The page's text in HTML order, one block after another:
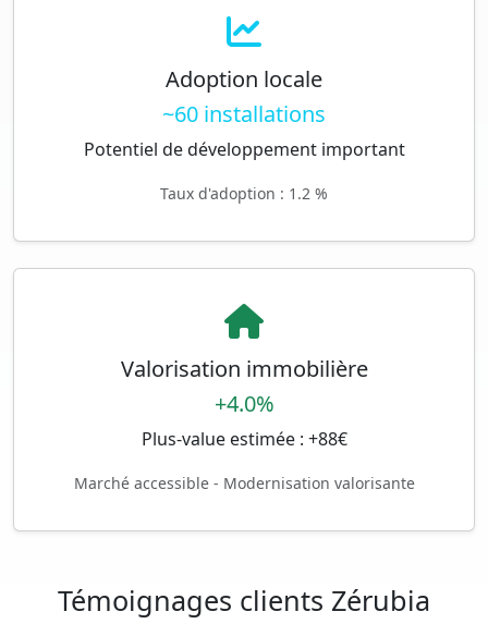
Adoption locale
~60 installations
Potentiel de développement important
Taux d'adoption : 1.2 %
Valorisation immobilière
+4.0%
Plus-value estimée : +88€
Marché accessible - Modernisation valorisante
Témoignages clients Zérubia